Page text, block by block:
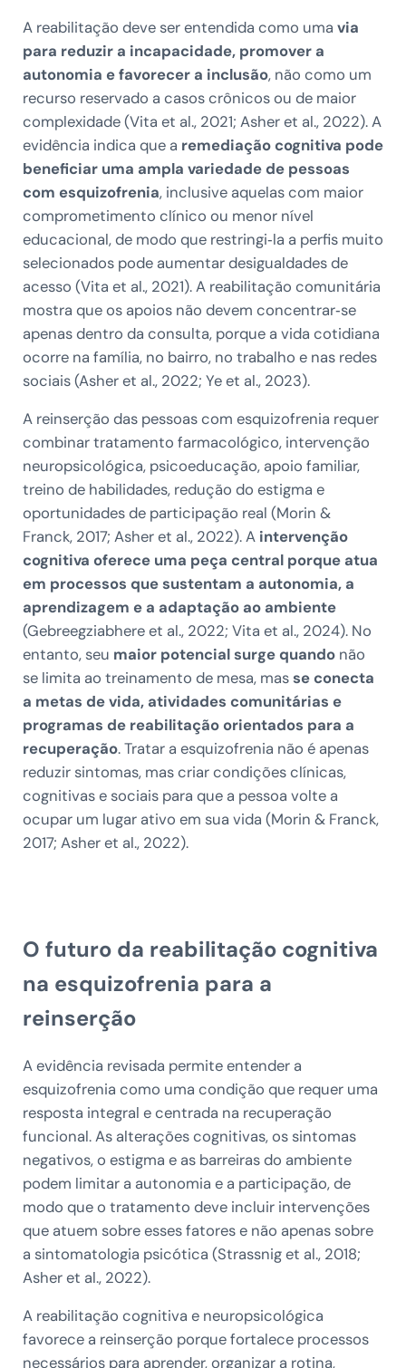
A reabilitação deve ser entendida como uma via
para reduzir a incapacidade, promover a
autonomia e favorecer a inclusão, não como um
recurso reservado a casos crônicos ou de maior
complexidade (Vita et al., 2021; Asher et al., 2022). A
evidência indica que a remediação cognitiva pode
beneficiar uma ampla variedade de pessoas
com esquizofrenia, inclusive aquelas com maior
comprometimento clínico ou menor nível
educacional, de modo que restringi‑la a perfis muito
selecionados pode aumentar desigualdades de
acesso (Vita et al., 2021). A reabilitação comunitária
mostra que os apoios não devem concentrar‑se
apenas dentro da consulta, porque a vida cotidiana
ocorre na família, no bairro, no trabalho e nas redes
sociais (Asher et al., 2022; Ye et al., 2023).
A reinserção das pessoas com esquizofrenia requer
combinar tratamento farmacológico, intervenção
neuropsicológica, psicoeducação, apoio familiar,
treino de habilidades, redução do estigma e
oportunidades de participação real (Morin &
Franck, 2017; Asher et al., 2022). A intervenção
cognitiva oferece uma peça central porque atua
em processos que sustentam a autonomia, a
aprendizagem e a adaptação ao ambiente
(Gebreegziabhere et al., 2022; Vita et al., 2024). No
entanto, seu maior potencial surge quandonão
se limita ao treinamento de mesa, masse conecta
a metas de vida, atividades comunitárias e
programas de reabilitação orientados para a
recuperação. Tratar a esquizofrenia não é apenas
reduzir sintomas, mas criar condições clínicas,
cognitivas e sociais para que a pessoa volte a
ocupar um lugar ativo em sua vida (Morin & Franck,
2017; Asher et al., 2022).
O futuro da reabilitação cognitiva
na esquizofrenia para a
reinserção
A evidência revisada permite entender a
esquizofrenia como uma condição que requer uma
resposta integral e centrada na recuperação
funcional. As alterações cognitivas, os sintomas
negativos, o estigma e as barreiras do ambiente
podem limitar a autonomia e a participação, de
modo que o tratamento deve incluir intervenções
que atuem sobre esses fatores e não apenas sobre
a sintomatologia psicótica (Strassnig et al., 2018;
Asher et al., 2022).
A reabilitação cognitiva e neuropsicológica
favorece a reinserção porque fortalece processos
necessários para aprender, organizar a rotina,